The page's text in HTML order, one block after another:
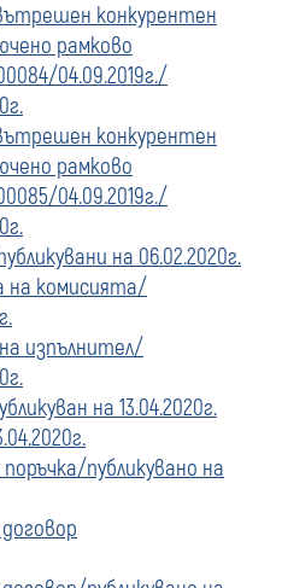
конкурентен
рамково
04.09.2019г./
конкурентен
рамково
04.09.2019г./
на 06.02.2020г.
комисията/
изпълнител/
на 13.04.2020г.
публикувано на